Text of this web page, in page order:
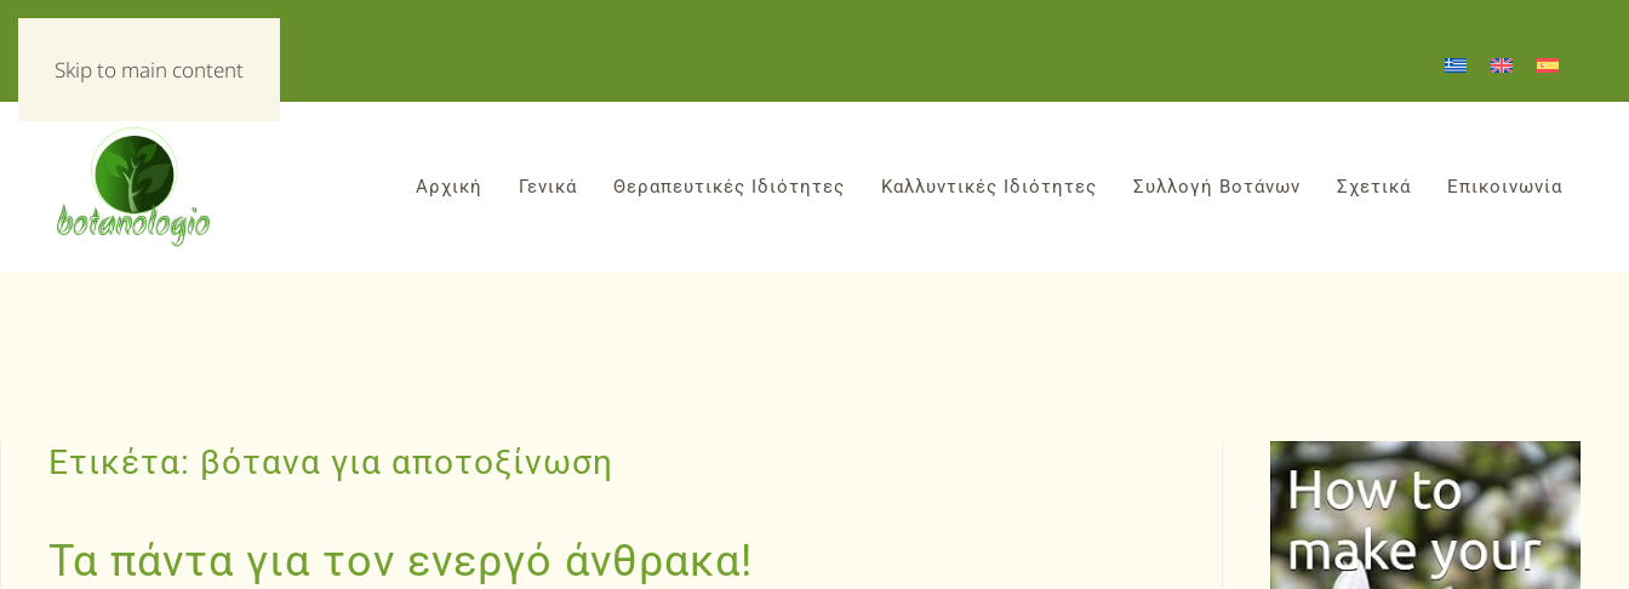
Skip to main content
Αρχική Γενικά Θεραπευτικές Ιδιότητες Καλλυντικές Ιδιότητες Συλλογή Βοτάνων Σχετικά Επικοινωνία
Ετικέτα: βότανα για αποτοξίνωση
Τα πάντα για τον ενεργό άνθρακα!